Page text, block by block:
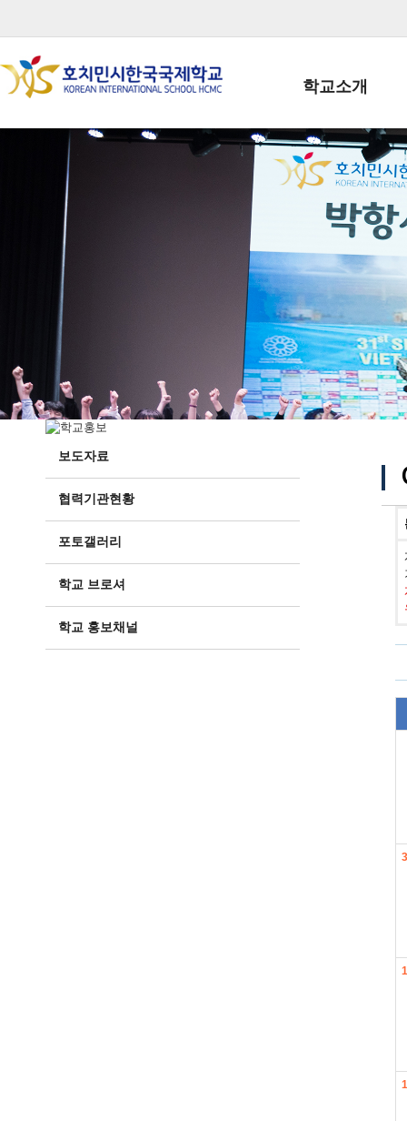
학교소개
학교장인사말
학생회장인사말
학교상징
학교 CI
교직원현황
학생현황
위치/전화
전경사진
보도자료
협력기관현황
포토갤러리
학교 브로셔
학교 홍보채널
3